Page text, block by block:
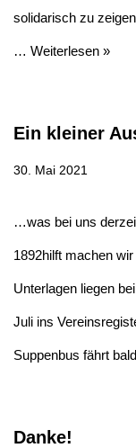
solidarisch zu
… Weiterlesen »
Ein kleiner
30. Mai 2021
…was bei uns
1892hilft machen
Unterlagen liegen
Juli ins
Suppenbus fährt
Danke!